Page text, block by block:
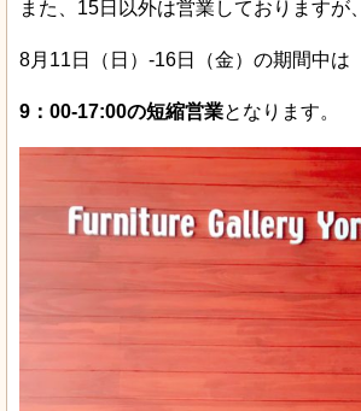
また、15日以外は営業しておりますが、
8月11日（日）-16日（金）の期間中は
9：00-17:00の短縮営業となります。